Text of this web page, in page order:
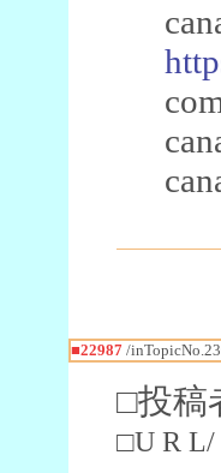
■22987/
□投稿
□U R L/